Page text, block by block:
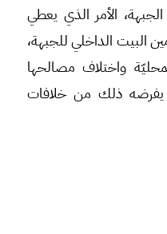
الأمر الذي يعطي
البيت الداخلي للجبهة،
واختلاف مصالحها
يفرضه ذلك من خلافات